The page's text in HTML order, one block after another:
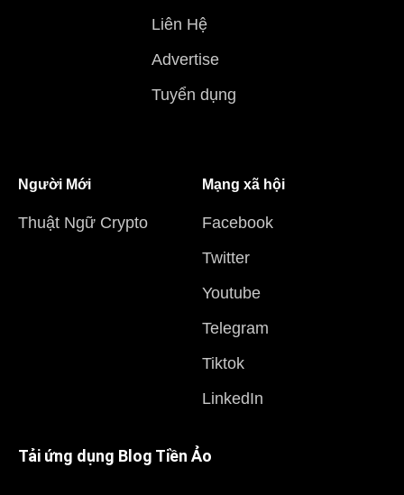
Liên Hệ
Advertise
Tuyển dụng
Người Mới
Thuật Ngữ Crypto
Mạng xã hội
Facebook
Twitter
Youtube
Telegram
Tiktok
LinkedIn
Tải ứng dụng Blog Tiền Ảo